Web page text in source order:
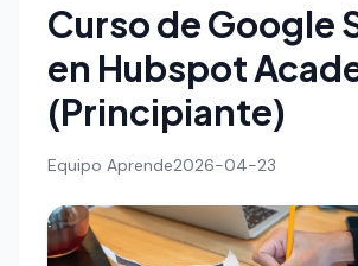
Curso de Google
en Hubspot
(Principiante)
Equipo Aprende2026-04-23